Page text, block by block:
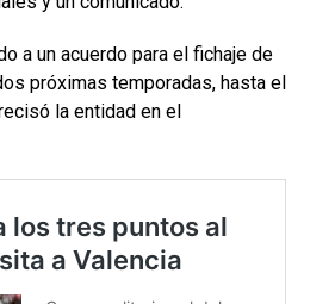
a un acuerdo para el fichaje de
próximas temporadas, hasta el
la entidad en el